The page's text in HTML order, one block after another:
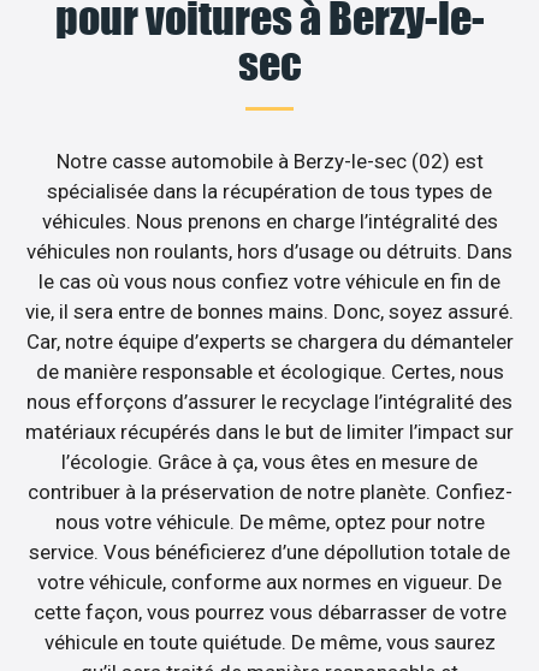
pour voitures à Berzy-le-
sec
Notre casse automobile à Berzy-le-sec (02) est
spécialisée dans la récupération de tous types de
véhicules. Nous prenons en charge l’intégralité des
véhicules non roulants, hors d’usage ou détruits. Dans
le cas où vous nous confiez votre véhicule en fin de
vie, il sera entre de bonnes mains. Donc, soyez assuré.
Car, notre équipe d’experts se chargera du démanteler
de manière responsable et écologique. Certes, nous
nous efforçons d’assurer le recyclage l’intégralité des
matériaux récupérés dans le but de limiter l’impact sur
l’écologie. Grâce à ça, vous êtes en mesure de
contribuer à la préservation de notre planète. Confiez-
nous votre véhicule. De même, optez pour notre
service. Vous bénéficierez d’une dépollution totale de
votre véhicule, conforme aux normes en vigueur. De
cette façon, vous pourrez vous débarrasser de votre
véhicule en toute quiétude. De même, vous saurez